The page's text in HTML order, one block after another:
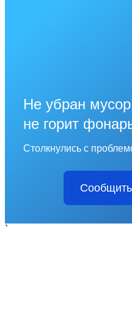
Не убран
не горит
Столкнулись с
`